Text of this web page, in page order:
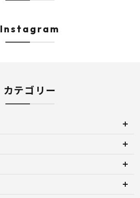
Instagram
カテゴリー